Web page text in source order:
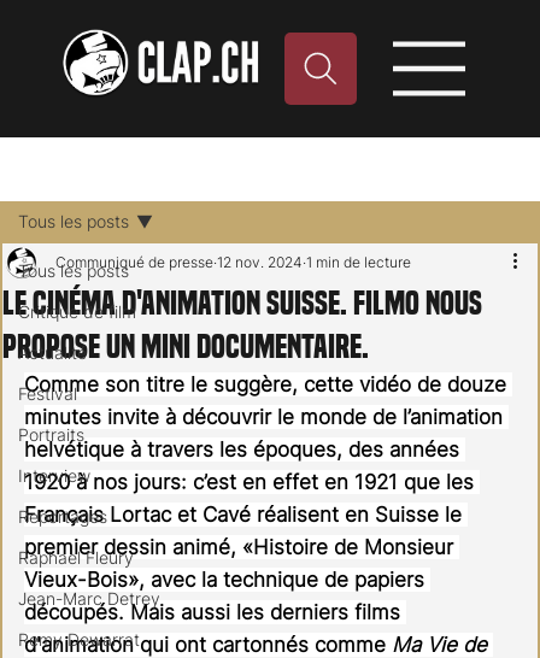
Tous les posts
Critique de film
Actualité
Festival
Portraits
Interview
Reportages
Raphael Fleury
Jean-Marc Detrey
Remy Dewarrat
Tous les posts
Le cinéma d'animation suisse. Filmo nous
propose un mini documentaire.
Communiqué de presse 12 nov. 2024 1 min de lecture
Comme son titre le suggère, cette vidéo de douze
minutes invite à découvrir le monde de l’animation
helvétique à travers les époques, des années
1920 à nos jours: c’est en effet en 1921 que les
Français Lortac et Cavé réalisent en Suisse le
premier dessin animé, «Histoire de Monsieur
Vieux-Bois», avec la technique de papiers
découpés. Mais aussi les derniers films
d'animation qui ont cartonnés comme Ma Vie de